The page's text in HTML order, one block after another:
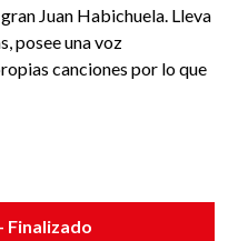
Juan Habichuela. Lleva
posee una voz
canciones por lo que
- Finalizado